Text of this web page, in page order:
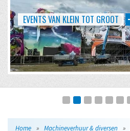
EVENTS VAN KLEIN TOT GROOT
Home » Machineverhuur & diversen »